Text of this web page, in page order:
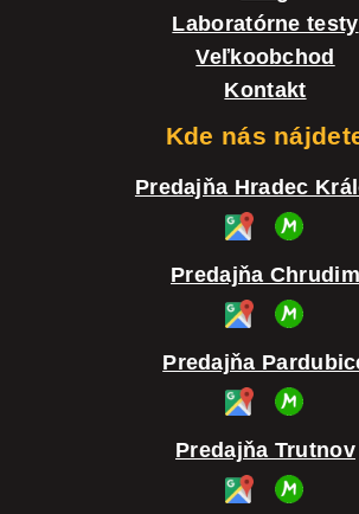
Laboratórne testy
Veľkoobchod
Kontakt
Kde nás
Predajňa Hradec
Predajňa Chrudim
Predajňa
Predajňa Trutnov